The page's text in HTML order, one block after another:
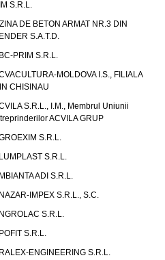
S.R.L.
DE BETON ARMAT NR.3 DIN
S.A.T.D.
PRIM S.R.L.
MOLDOVA I.S., FILIALA
CHISINAU
S.R.L., I.M., Membrul Uniunii
ACVILA GRUP
S.R.L.
S.R.L.
ADI S.R.L.
IMPEX S.R.L., S.C.
S.R.L.
S.R.L.
ENGINEERING S.R.L.